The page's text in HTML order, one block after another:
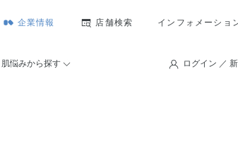
企業情報 店舗検索 インフォメーショ
肌悩みから探す ログイン ／